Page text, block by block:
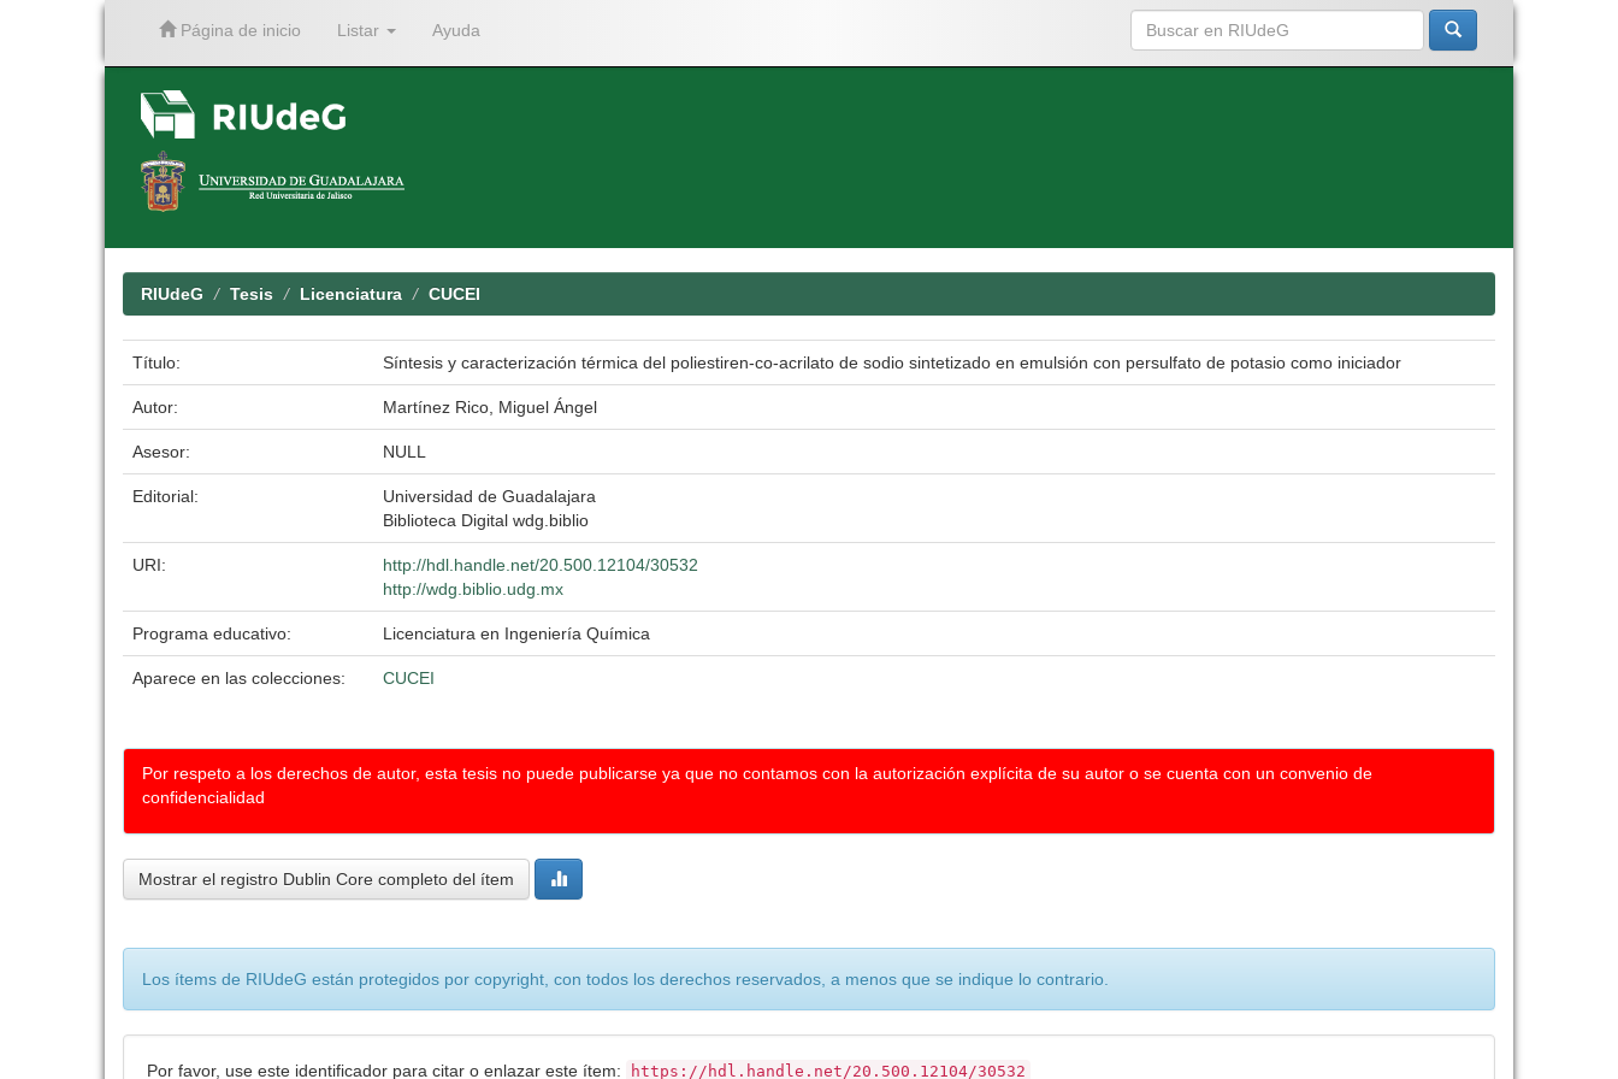
Página de inicio Listar Ayuda
RIUdeG Tesis Licenciatura CUCEI
Título: Síntesis y caracterización térmica del poliestiren-co-acrilato de sodio sintetizado en emulsión con persulfato de potasio como iniciador
Autor: Martínez Rico, Miguel Ángel
Asesor: NULL
Editorial:
Universidad de Guadalajara
Biblioteca Digital wdg.biblio
URI:
http://hdl.handle.net/20.500.12104/30532
http://wdg.biblio.udg.mx
Programa educativo: Licenciatura en Ingeniería Química
Aparece en las colecciones: CUCEI
Por respeto a los derechos de autor, esta tesis no puede publicarse ya que no contamos con la autorización explícita de su autor o se cuenta con un convenio de
confidencialidad
Mostrar el registro Dublin Core completo del ítem
Los ítems de RIUdeG están protegidos por copyright, con todos los derechos reservados, a menos que se indique lo contrario.
Por favor, use este identificador para citar o enlazar este ítem: https://hdl.handle.net/20.500.12104/30532